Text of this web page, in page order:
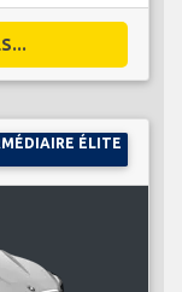
ÉLITE